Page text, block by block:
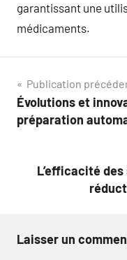
garantissant une
médicaments.
Navigation
de
Publication
Évolutions et
préparation
L’efficacité
Laisser un